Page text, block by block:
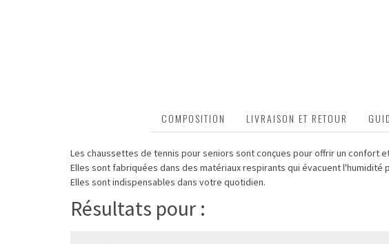
COMPOSITION LIVRAISON ET RETOUR
Les chaussettes de tennis pour seniors sont conçues pour offrir un confort
Elles sont fabriquées dans des matériaux respirants qui évacuent
Elles sont indispensables dans votre quotidien.
Résultats pour :